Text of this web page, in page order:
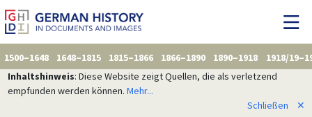
1500–1648 1648–1815 1815–1866 1866–1890 1890–1918
1918/
Inhaltshinweis: Diese Website zeigt Quellen, die als verletzend
empfunden werden können. Mehr...
Schließen
✕